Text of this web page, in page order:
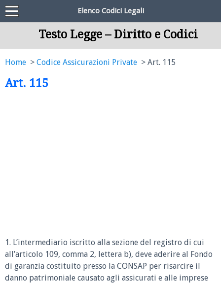
Elenco Codici Legali
Testo Legge – Diritto e Codici
Home Codice Assicurazioni Private Art. 115
Art. 115
1. L’intermediario iscritto alla sezione del registro di cui
all’articolo 109, comma 2, lettera b), deve aderire al Fondo
di garanzia costituito presso la CONSAP per risarcire il
danno patrimoniale causato agli assicurati e alle imprese